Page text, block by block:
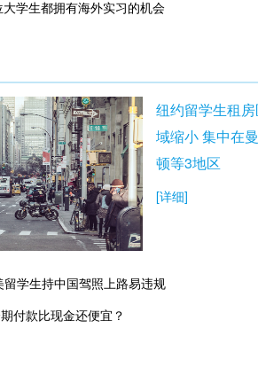
学生都拥有海外实习的机会
纽约留学生租
域缩小 集中在
顿等3地区
[详细]
学生持中国驾照上路易违规
付款比现金还便宜？